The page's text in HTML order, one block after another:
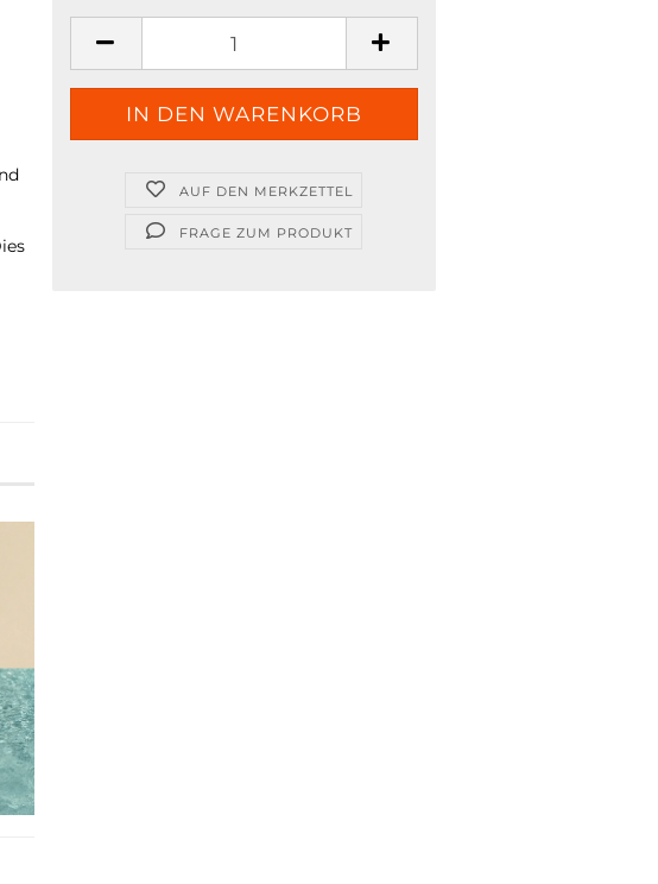
AUF DEN MERKZETTEL
FRAGE ZUM PRODUKT